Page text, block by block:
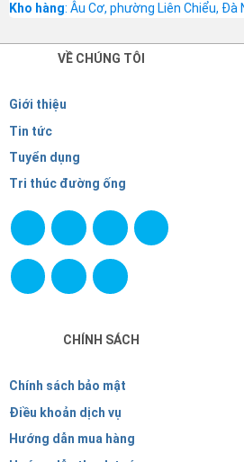
Kho hàng: Âu Cơ, phường Liên Chiểu, Đà
VỀ CHÚNG TÔI
Giới thiệu
Tin tức
Tuyển dụng
Tri thúc đường ống
CHÍNH SÁCH
Chính sách bảo mật
Điều khoản dịch vụ
Hướng dẫn mua hàng